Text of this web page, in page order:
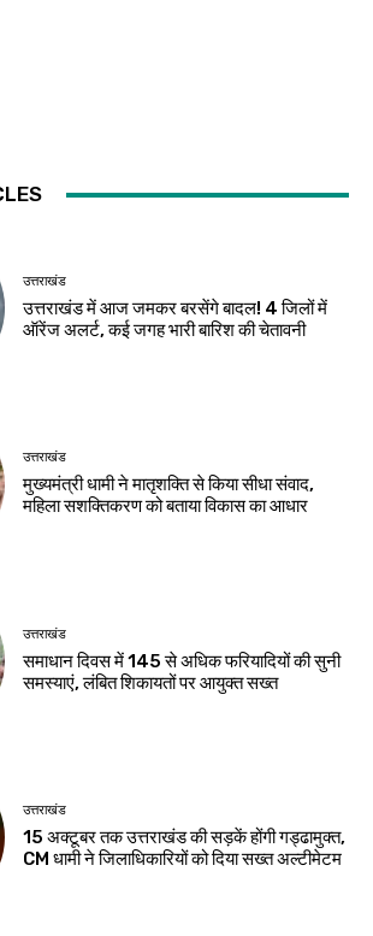
उत्तराखंड
उत्तराखंड में आज जमकर बरसेंगे बादल! 4 जिलों में
ऑरेंज अलर्ट, कई जगह भारी बारिश की चेतावनी
उत्तराखंड
मुख्यमंत्री धामी ने मातृशक्ति से किया सीधा संवाद,
महिला सशक्तिकरण को बताया विकास का आधार
उत्तराखंड
समाधान दिवस में 145 से अधिक फरियादियों की सुनी
समस्याएं, लंबित शिकायतों पर आयुक्त सख्त
उत्तराखंड
15 अक्टूबर तक उत्तराखंड की सड़कें होंगी गड्ढामुक्त,
CM धामी ने जिलाधिकारियों को दिया सख्त अल्टीमेटम